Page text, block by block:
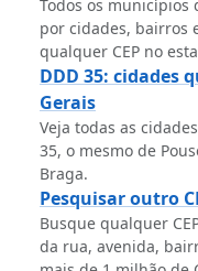
Todos os municípios
por cidades, bairros
qualquer CEP no
DDD 35: cidades
Gerais
Veja todas as
35, o mesmo de
Braga.
Pesquisar outro
Busque qualquer
da rua, avenida,